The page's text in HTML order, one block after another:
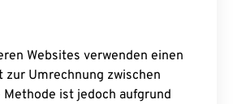
Websites verwenden einen
Umrechnung zwischen
ist jedoch aufgrund